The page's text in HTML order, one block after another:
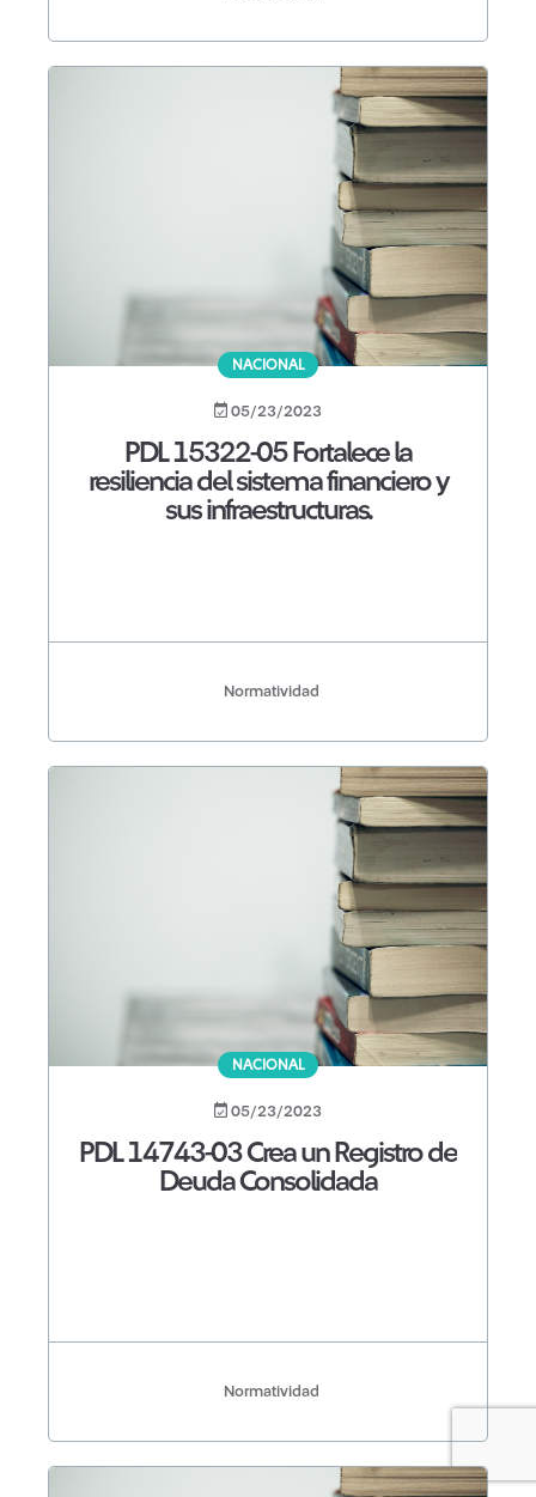
NACIONAL
05/23/2023
PDL 15322-05 Fortalece la
resiliencia del sistema financiero y
sus infraestructuras.
Normatividad
NACIONAL
05/23/2023
PDL 14743-03 Crea un Registro de
Deuda Consolidada
Normatividad